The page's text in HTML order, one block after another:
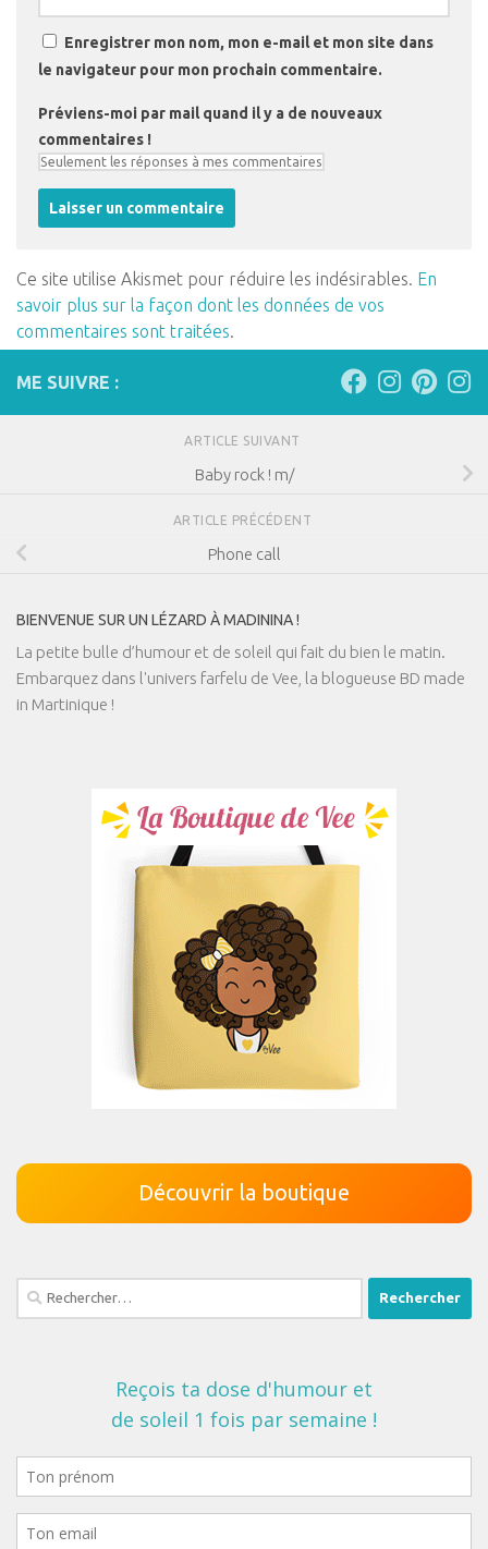
Enregistrer mon nom, mon e-mail et mon site dans
le navigateur pour mon prochain commentaire.
Préviens-moi par mail quand il y a de nouveaux
commentaires !
Ce site utilise Akismet pour réduire les indésirables. En
savoir plus sur la façon dont les données de vos
commentaires sont traitées.
ME SUIVRE :
ARTICLE SUIVANT
Baby rock ! m/
ARTICLE PRÉCÉDENT
Phone call
BIENVENUE SUR UN LÉZARD À MADININA !
La petite bulle d’humour et de soleil qui fait du bien le matin.
Embarquez dans l'univers farfelu de Vee, la blogueuse BD made
in Martinique !
Découvrir la boutique
Rechercher :